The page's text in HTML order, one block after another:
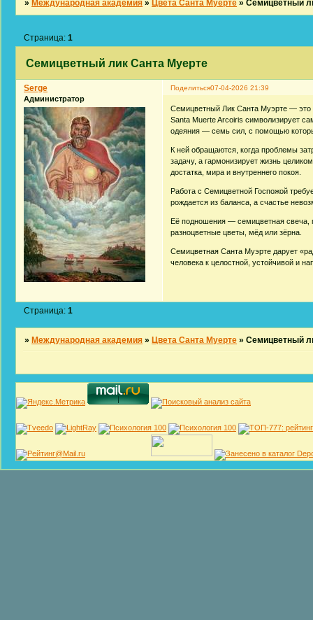
»Международная академия »Цвета Санта Муерте »Семицветный
Семицветный лик Санта Муерте
Страница:1
Поделиться07-04-2026 21:39
Serge
Администратор
Семицветный Лик Санта Муэрте — это
Santa Muerte Arcoiris символизирует
одеяния — семь сил, с помощью
К ней обращаются, когда проблемы
задачу, а гармонизирует жизнь
достатка, мира и внутреннего покоя.
Работа с Семицветной Госпожой
рождается из баланса, а счастье
Её подношения — семицветная свеча,
разноцветные цветы, мёд или зёрна.
Семицветная Санта Муэрте дарует
человека к целостной, устойчивой и
Страница:1
» Международная академия » Цвета Санта Муерте »Семицветный